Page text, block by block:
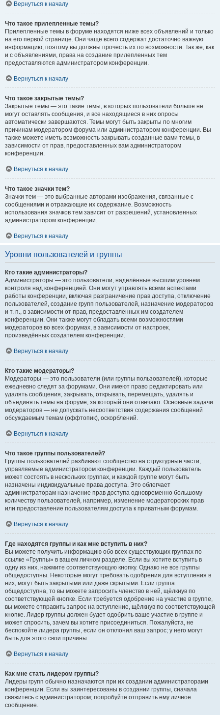
Вернуться к началу
Что такое прилепленные темы?
Прилепленные темы в форуме находятся ниже всех объявлений и только
на его первой странице. Они чаще всего содержат достаточно важную
информацию, поэтому вы должны прочесть их по возможности. Так же, как
и с объявлениями, права на создание прилепленных тем
предоставляются администратором конференции.
Вернуться к началу
Что такое закрытые темы?
Закрытые темы — это такие темы, в которых пользователи больше не
могут оставлять сообщения, и все находящиеся в них опросы
автоматически завершаются. Темы могут быть закрыты по многим
причинам модератором форума или администратором конференции. Вы
также можете иметь возможность закрывать созданные вами темы, в
зависимости от прав, предоставленных вам администратором
конференции.
Вернуться к началу
Что такое значки тем?
Значки тем — это выбранные авторами изображения, связанные с
сообщениями и отражающие их содержание. Возможность
использования значков тем зависит от разрешений, установленных
администратором конференции.
Вернуться к началу
Уровни пользователей и группы
Кто такие администраторы?
Администраторы — это пользователи, наделённые высшим уровнем
контроля над конференцией. Они могут управлять всеми аспектами
работы конференции, включая разграничение прав доступа, отключение
пользователей, создание групп пользователей, назначение модераторов
и т. п., в зависимости от прав, предоставленных им создателем
конференции. Они также могут обладать всеми возможностями
модераторов во всех форумах, в зависимости от настроек,
произведённых создателем конференции.
Вернуться к началу
Кто такие модераторы?
Модераторы — это пользователи (или группы пользователей), которые
ежедневно следят за форумами. Они имеют право редактировать или
удалять сообщения, закрывать, открывать, перемещать, удалять и
объединять темы на форуме, за который они отвечают. Основные задачи
модераторов — не допускать несоответствия содержания сообщений
обсуждаемым темам (оффтопик), оскорблений.
Вернуться к началу
Что такое группы пользователей?
Группы пользователей разбивают сообщество на структурные части,
управляемые администратором конференции. Каждый пользователь
может состоять в нескольких группах, и каждой группе могут быть
назначены индивидуальные права доступа. Это облегчает
администраторам назначение прав доступа одновременно большому
количеству пользователей, например, изменение модераторских прав
или предоставление пользователям доступа к приватным форумам.
Вернуться к началу
Где находятся группы и как мне вступить в них?
Вы можете получить информацию обо всех существующих группах по
ссылке «Группы» в вашем личном разделе. Если вы хотите вступить в
одну из них, нажмите соответствующую кнопку. Однако не все группы
общедоступны. Некоторые могут требовать одобрения для вступления в
них, могут быть закрытыми или даже скрытыми. Если группа
общедоступна, то вы можете запросить членство в ней, щёлкнув по
соответствующей кнопке. Если требуется одобрение на участие в группе,
вы можете отправить запрос на вступление, щёлкнув по соответствующей
кнопке. Лидер группы должен будет одобрить ваше участие в группе и
может спросить, зачем вы хотите присоединиться. Пожалуйста, не
беспокойте лидера группы, если он отклонил ваш запрос; у него могут
быть для этого свои причины.
Вернуться к началу
Как мне стать лидером группы?
Лидеры групп обычно назначаются при их создании администраторами
конференции. Если вы заинтересованы в создании группы, сначала
свяжитесь с администратором; попробуйте отправить ему личное
сообщение.